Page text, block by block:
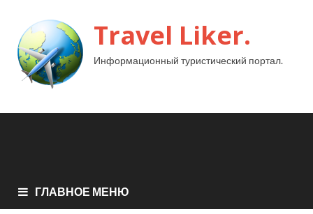
Travel Liker.
Информационный туристический портал.
ГЛАВНОЕ МЕНЮ